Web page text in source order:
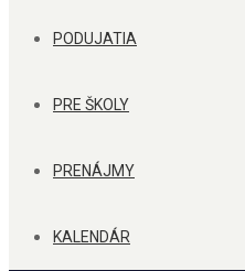
PODUJATIA
PRE ŠKOLY
PRENÁJMY
KALENDÁR